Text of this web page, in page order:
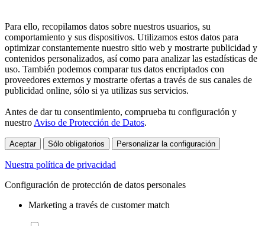
Para ello, recopilamos datos sobre nuestros usuarios, su
comportamiento y sus dispositivos. Utilizamos estos datos para
optimizar constantemente nuestro sitio web y mostrarte publicidad y
contenidos personalizados, así como para analizar las estadísticas de
uso. También podemos comparar tus datos encriptados con
proveedores externos y mostrarte ofertas a través de sus canales de
publicidad online, sólo si ya utilizas sus servicios.
Antes de dar tu consentimiento, comprueba tu configuración y
nuestro Aviso de Protección de Datos.
Aceptar Sólo obligatorios Personalizar la configuración
Nuestra política de privacidad
Configuración de protección de datos personales
Marketing a través de customer match